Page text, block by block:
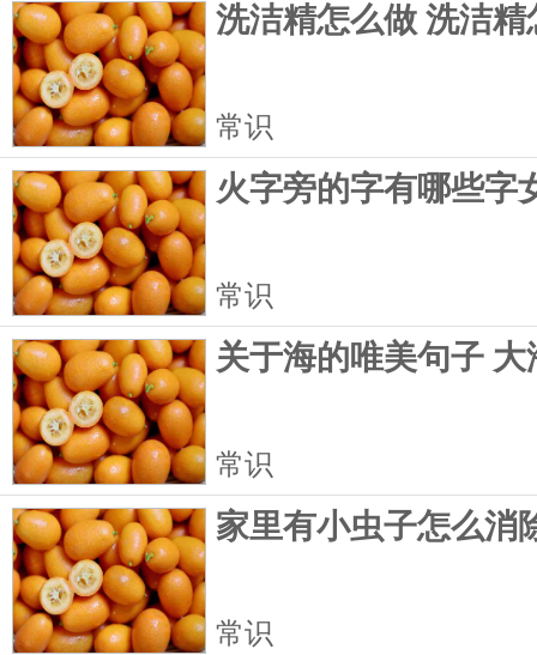
洗洁精怎么做 洗洁
常识
火字旁的字有哪些字
常识
关于海的唯美句子 大
常识
家里有小虫子怎么消
常识